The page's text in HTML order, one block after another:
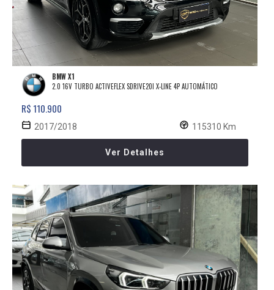
BMW X1
2.0 16V TURBO ACTIVEFLEX SDRIVE20I X-LINE 4P AUTOMÁTICO
R$ 110.900
2017/2018 115310 Km
Ver Detalhes